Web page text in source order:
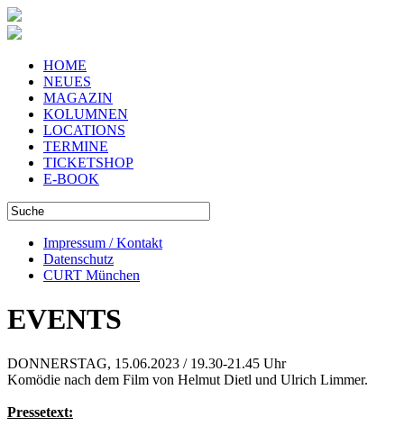
HOME
NEUES
MAGAZIN
KOLUMNEN
LOCATIONS
TERMINE
TICKETSHOP
E-BOOK
Impressum / Kontakt
Datenschutz
CURT München
EVENTS
DONNERSTAG, 15.06.2023 / 19.30-21.45 Uhr
Komödie nach dem Film von Helmut Dietl und Ulrich Limmer.
Pressetext: